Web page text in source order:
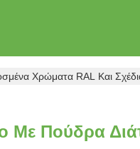
Χρώματα RAL Και
Με Πούδρα